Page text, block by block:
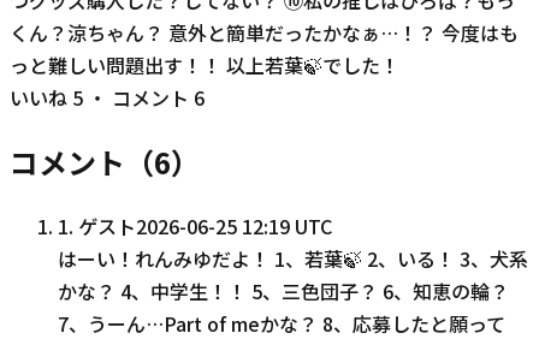
くん？涼ちゃん？ 意外と簡単だったかなぁ…！？ 今度はも
っと難しい問題出す！！ 以上若葉🍃でした！
いいね 5 ・ コメント 6
コメント（6）
1. ゲスト2026-06-25 12:19 UTC
はーい！れんみゆだよ！ 1、若葉🍃 2、いる！ 3、犬系
かな？ 4、中学生！！ 5、三色団子？ 6、知恵の輪？
7、うーん…Part of meかな？ 8、応募したと願って